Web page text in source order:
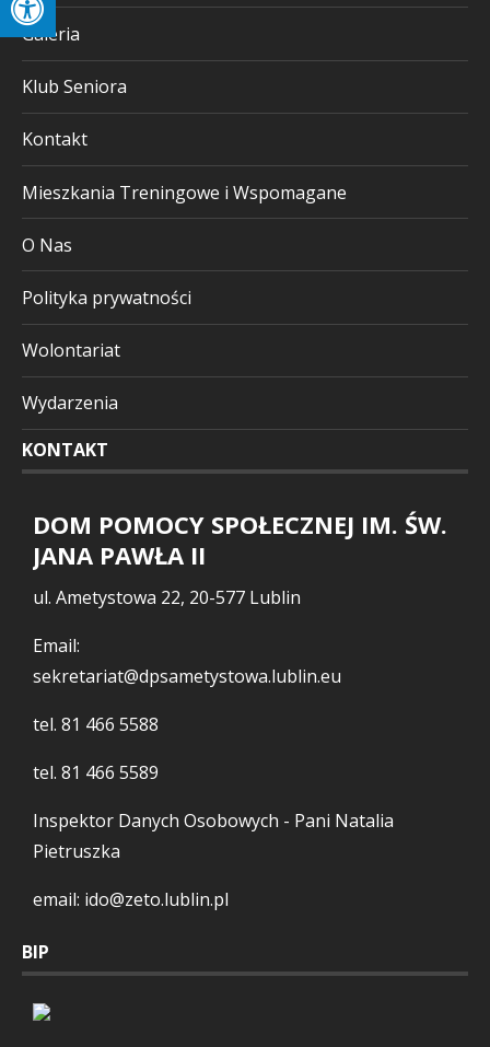
Galeria
Klub Seniora
Kontakt
Mieszkania Treningowe i Wspomagane
O Nas
Polityka prywatności
Wolontariat
Wydarzenia
KONTAKT
DOM POMOCY SPOŁECZNEJ IM. ŚW.
JANA PAWŁA II
ul. Ametystowa 22, 20-577 Lublin
Email:
sekretariat@dpsametystowa.lublin.eu
tel. 81 466 5588
tel. 81 466 5589
Inspektor Danych Osobowych - Pani Natalia
Pietruszka
email: ido@zeto.lublin.pl
BIP